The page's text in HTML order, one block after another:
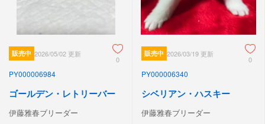
販売中 2026/05/02 更新
0
PY000006984
ゴールデン・レトリーバー
伊藤雅春ブリーダー
販売中 2026/03/19 更新
0
PY000006340
シベリアン・ハスキー
伊藤雅春ブリーダー